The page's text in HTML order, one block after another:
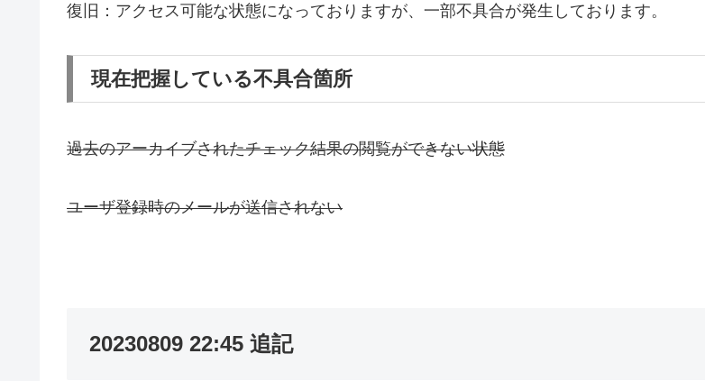
復旧：アクセス可能な状態になっておりますが、一部不具合が発生しております。
現在把握している不具合箇所
過去のアーカイブされたチェック結果の閲覧ができない状態
ユーザ登録時のメールが送信されない
20230809 22:45 追記